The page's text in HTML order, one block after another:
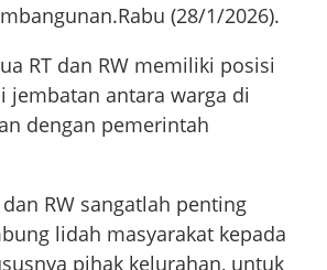
(28/1/2026).
RT dan RW memiliki posisi
jembatan antara warga di
dengan pemerintah
dan RW sangatlah penting
lidah masyarakat kepada
pihak kelurahan, untuk